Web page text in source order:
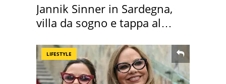
Jannik Sinner in Sardegna,
villa da sogno e tappa al
LIFESTYLE